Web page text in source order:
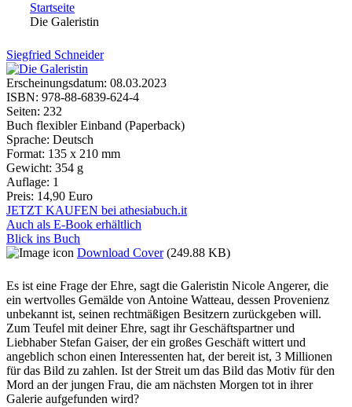
Sie sind hier
Startseite
Die Galeristin
Siegfried Schneider
Erscheinungsdatum: 08.03.2023
ISBN: 978-88-6839-624-4
Seiten: 232
Buch flexibler Einband (Paperback)
Sprache: Deutsch
Format: 135 x 210 mm
Gewicht: 354 g
Auflage: 1
Preis: 14,90 Euro
JETZT KAUFEN bei athesiabuch.it
Auch als E-Book erhältlich
Blick ins Buch
Download Cover (249.88 KB)
Es ist eine Frage der Ehre, sagt die Galeristin Nicole Angerer, die
ein wertvolles Gemälde von Antoine Watteau, dessen Provenienz
unbekannt ist, seinen rechtmäßigen Besitzern zurückgeben will.
Zum Teufel mit deiner Ehre, sagt ihr Geschäftspartner und
Liebhaber Stefan Gaiser, der ein großes Geschäft wittert und
angeblich schon einen Interessenten hat, der bereit ist, 3 Millionen
für das Bild zu zahlen. Ist der Streit um das Bild das Motiv für den
Mord an der jungen Frau, die am nächsten Morgen tot in ihrer
Galerie aufgefunden wird?